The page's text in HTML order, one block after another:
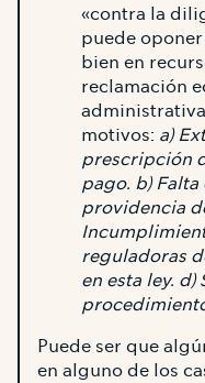
«contra la
puede
bien en
reclamación
motivos: a)
prescripción
pago. b)
providencia
reguladoras
en esta ley. d)
Puede ser que
en alguno de los